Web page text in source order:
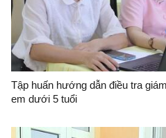
Tập huấn hướng dẫn điều tra
em dưới 5 tuổi